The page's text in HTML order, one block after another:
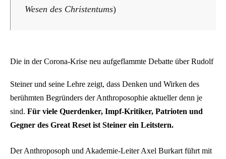
Wesen des Christentums)
Die in der Corona-Krise neu aufgeflammte Debatte über Rudolf
Steiner und seine Lehre zeigt, dass Denken und Wirken des
berühmten Begründers der Anthroposophie aktueller denn je
sind. Für viele Querdenker, Impf-Kritiker, Patrioten und
Gegner des Great Reset ist Steiner ein Leitstern.
Der Anthroposoph und Akademie-Leiter Axel Burkart führt mit